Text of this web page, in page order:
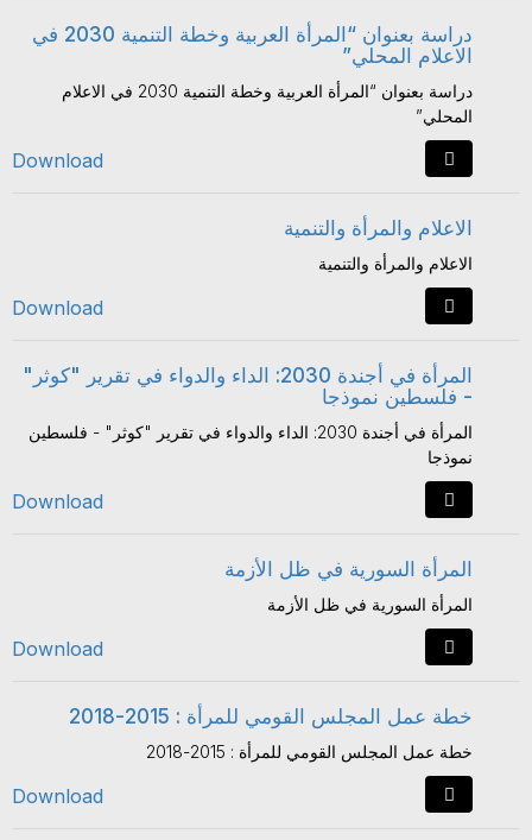
دراسة بعنوان “المرأة العربية وخطة التنمية 2030 في
الاعلام المحلي”
دراسة بعنوان “المرأة العربية وخطة التنمية 2030 في الاعلام
المحلي”
Download
الاعلام والمرأة والتنمية
الاعلام والمرأة والتنمية
Download
المرأة في أجندة 2030: الداء والدواء في تقرير "كوثر"
- فلسطين نموذجا
المرأة في أجندة 2030: الداء والدواء في تقرير "كوثر" - فلسطين
نموذجا
Download
المرأة السورية في ظل الأزمة
المرأة السورية في ظل الأزمة
Download
خطة عمل المجلس القومي للمرأة : 2015-2018
خطة عمل المجلس القومي للمرأة : 2015-2018
Download